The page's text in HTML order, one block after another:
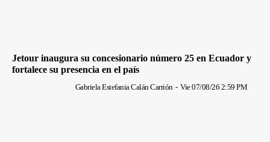
Jetour inaugura su concesionario número 25 en Ecuador y
fortalece su presencia en el país
Gabriela Estefania Calán Carrión - Vie 07/08/26 2:59 PM